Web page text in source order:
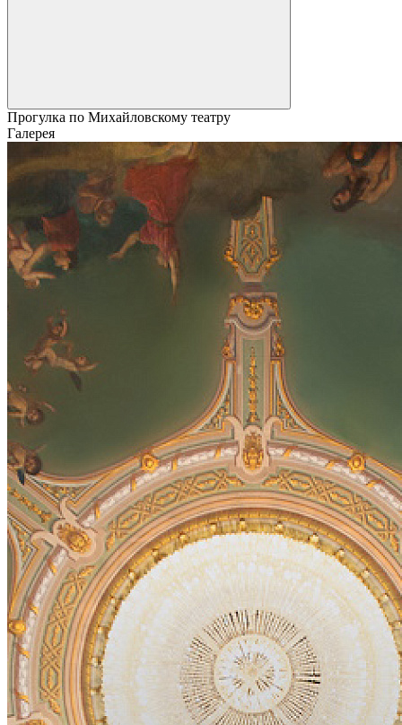
Прогулка по Михайловскому театру
Галерея